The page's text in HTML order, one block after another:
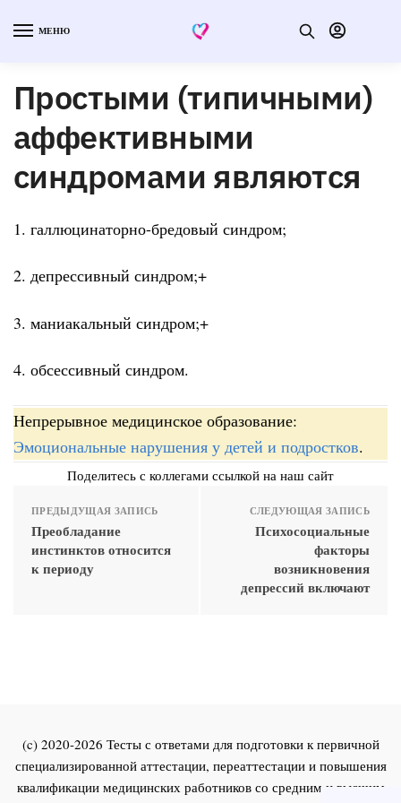
МЕНЮ
Простыми (типичными)
аффективными
синдромами являются
1. галлюцинаторно-бредовый синдром;
2. депрессивный синдром;+
3. маниакальный синдром;+
4. обсессивный синдром.
Непрерывное медицинское образование:
Эмоциональные нарушения у детей и подростков.
Поделитесь с коллегами ссылкой на наш сайт
ПРЕДЫДУЩАЯ ЗАПИСЬ
Преобладание
инстинктов относится
к периоду
СЛЕДУЮЩАЯ ЗАПИСЬ
Психосоциальные
факторы
возникновения
депрессий включают
(c) 2020-2026 Тесты с ответами для подготовки к первичной
специализированной аттестации, переаттестации и повышения
квалификации медицинских работников со средним и высшим